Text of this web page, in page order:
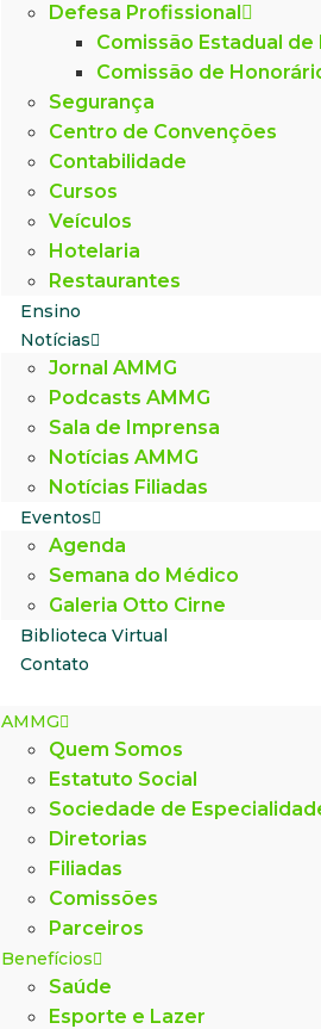
Defesa Profissional
Comissão Estadual
Comissão de
Segurança
Centro de Convenções
Contabilidade
Cursos
Veículos
Hotelaria
Restaurantes
Ensino
Notícias
Jornal AMMG
Podcasts AMMG
Sala de Imprensa
Notícias AMMG
Notícias Filiadas
Eventos
Agenda
Semana do Médico
Galeria Otto Cirne
Biblioteca Virtual
Contato
AMMG
Quem Somos
Estatuto Social
Sociedade de
Diretorias
Filiadas
Comissões
Parceiros
Benefícios
Saúde
Esporte e Lazer